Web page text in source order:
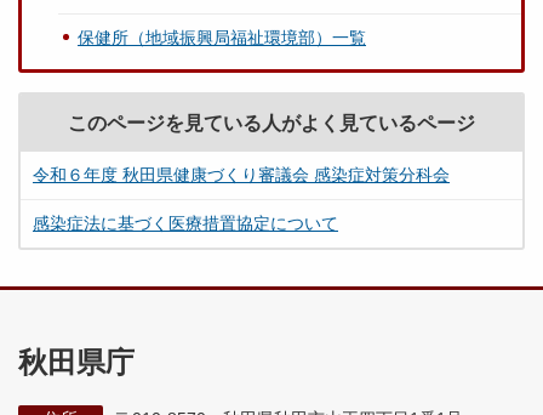
保健所（地域振興局福祉環境部）一覧
このページを見ている人がよく見ているページ
令和６年度 秋田県健康づくり審議会 感染症対策分科会
感染症法に基づく医療措置協定について
秋田県庁